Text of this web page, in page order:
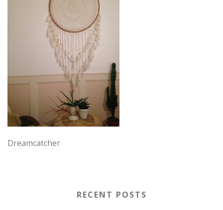
Dreamcatcher
RECENT POSTS